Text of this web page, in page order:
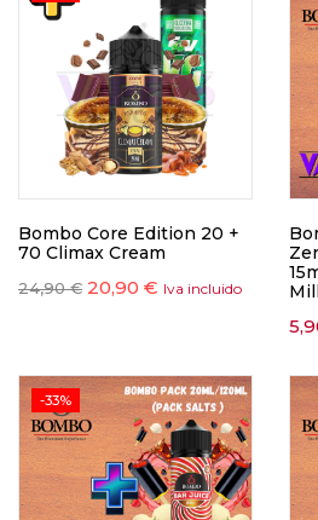
Bombo Core Edition 20 +
70 Climax Cream
24,90€ 20,90 € Iva incluido
-33%